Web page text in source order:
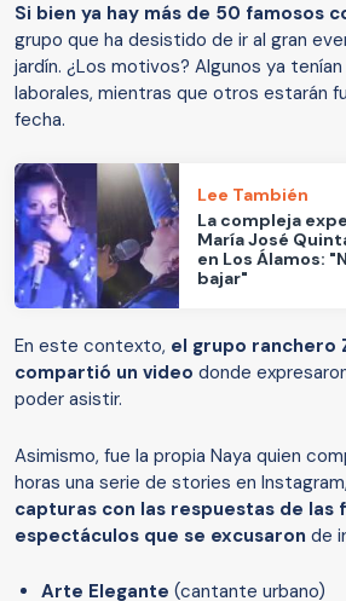
Si bien ya hay más de 50 famosos
grupo que ha desistido de ir al gran
jardín. ¿Los motivos? Algunos ya
laborales, mientras que otros estarán
fecha.
Lee También
La compleja
María José
en Los Álamos:
bajar"
En este contexto, el grupo ranchero
compartió un video donde
poder asistir.
Asimismo, fue la propia Naya quien
horas una serie de stories en
capturas con las respuestas de las
espectáculos que se excusaron de
Arte Elegante (cantante urbano)